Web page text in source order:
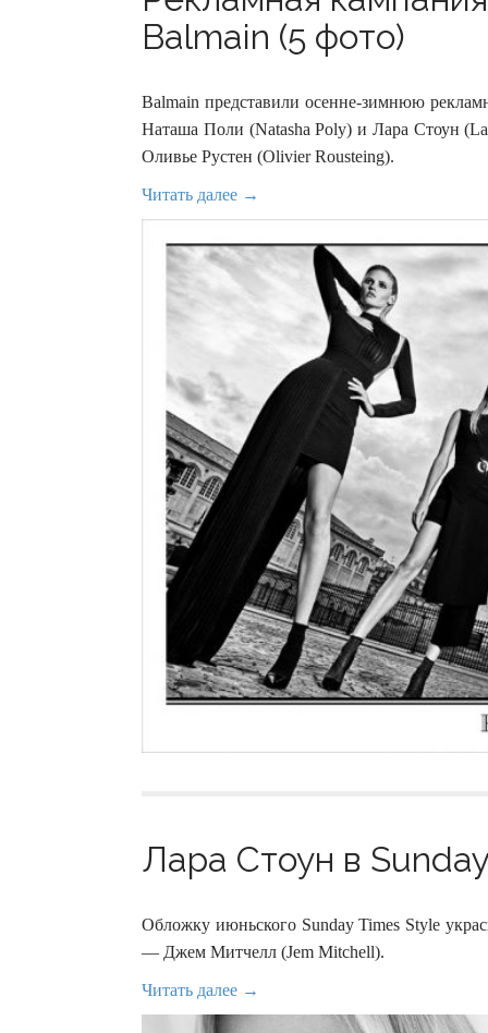
Balmain (5 фото)
Balmain представили осенне-зимнюю
Наташа Поли (Natasha Poly) и Лара Стоун
Оливье Рустен (Olivier Rousteing).
Читать далее →
Лара Стоун в
Обложку июньского Sunday Times Style
— Джем Митчелл (Jem Mitchell).
Читать далее →